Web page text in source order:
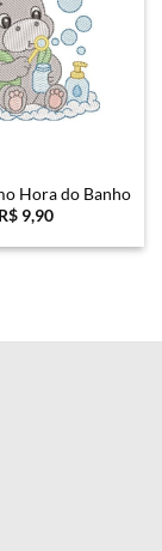
Hora do Banho
R$ 9,90